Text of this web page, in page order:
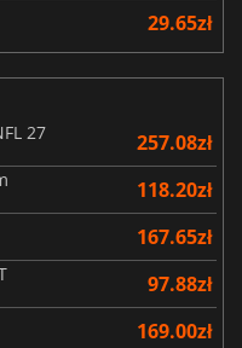
29.65zł
27
257.08zł
118.20zł
167.65zł
97.88zł
169.00zł